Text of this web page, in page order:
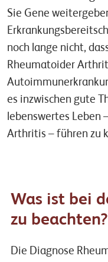
Sie Gene
noch lange nicht,
Rheumatoider
es inzwischen gute
lebenswertes Leben
Arthritis – führen zu
Was ist bei
zu beachten?
Die Diagnose